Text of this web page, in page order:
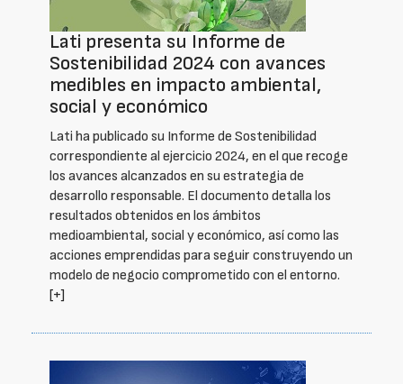
Lati presenta su Informe de
Sostenibilidad 2024 con avances
medibles en impacto ambiental,
social y económico
Lati ha publicado su Informe de Sostenibilidad
correspondiente al ejercicio 2024, en el que recoge
los avances alcanzados en su estrategia de
desarrollo responsable. El documento detalla los
resultados obtenidos en los ámbitos
medioambiental, social y económico, así como las
acciones emprendidas para seguir construyendo un
modelo de negocio comprometido con el entorno.
[+]